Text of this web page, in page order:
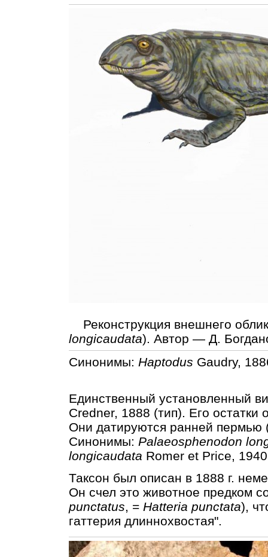
Реконструкция внешнего
longicaudata). Автор — Д.
Синонимы: Haptodus Gaudry,
Единственный установленный
Credner, 1888 (тип). Его
Они датируются ранней пермью
Синонимы: Palaeosphenodon
longicaudata Romer et Price,
Таксон был описан в 1888 г.
Он счел это животное предком
punctatus, = Hatteria punctata),
гаттерия длиннохвостая".